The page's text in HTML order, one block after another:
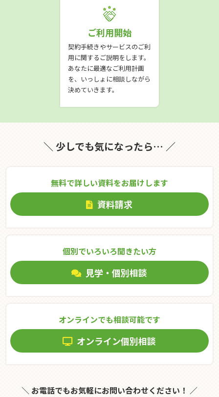
ご利用開始
契約手続きやサービスのご利
用に関するご説明をします。
あなたに最適なご利用計画
を、いっしょに相談しながら
決めていきます。
＼ 少しでも気になったら… ／
無料で詳しい資料をお届けします
資料請求
個別でいろいろ聞きたい⽅
見学・個別相談
オンラインでも相談可能です
オンライン個別相談
＼ お電話でもお気軽にお問い合わせください！ ／